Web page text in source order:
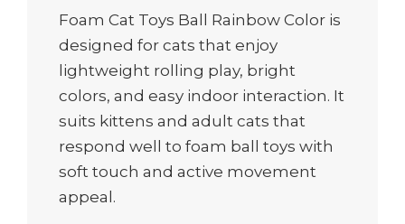
Foam Cat Toys Ball Rainbow Color is
designed for cats that enjoy
lightweight rolling play, bright
colors, and easy indoor interaction. It
suits kittens and adult cats that
respond well to foam ball toys with
soft touch and active movement
appeal.